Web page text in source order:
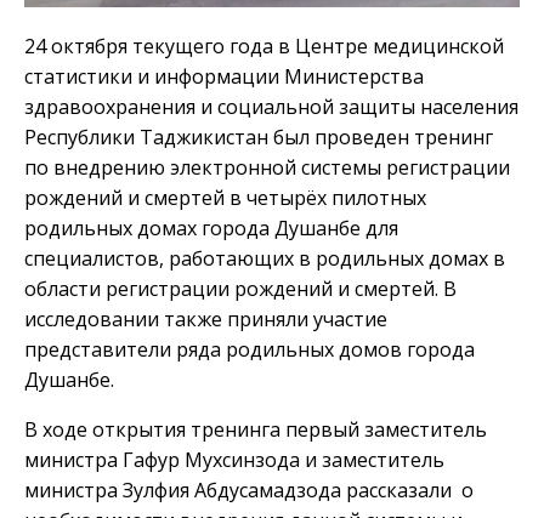
24 октября текущего года в Центре медицинской
статистики и информации Министерства
здравоохранения и социальной защиты населения
Республики Таджикистан был проведен тренинг
по внедрению электронной системы регистрации
рождений и смертей в четырёх пилотных
родильных домах города Душанбе для
специалистов, работающих в родильных домах в
области регистрации рождений и смертей. В
исследовании также приняли участие
представители ряда родильных домов города
Душанбе.
В ходе открытия тренинга первый заместитель
министра Гафур Мухсинзода и заместитель
министра Зулфия Абдусамадзода рассказали о